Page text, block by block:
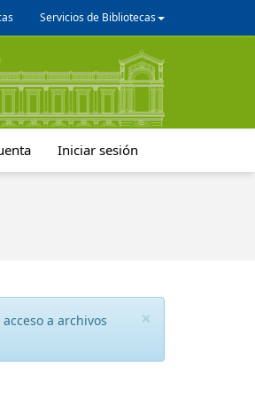
Servicios de Bibliotecas
Iniciar sesión
×
a archivos